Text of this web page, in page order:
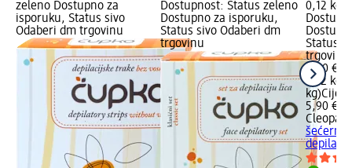
zeleno Dostupno za
isporuku, Status sivo
Odaberi dm trgovinu
Dostupnost: Status zeleno
Dostupno za isporuku,
Status sivo Odaberi dm
trgovinu
0,12 kg
Status
trgovinu
5,90 €
0,12 kg
kg)
5,90 €
šećerna